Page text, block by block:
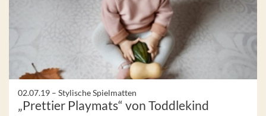
02.07.19 – Stylische Spielmatten
„Prettier Playmats“ von Toddlekind